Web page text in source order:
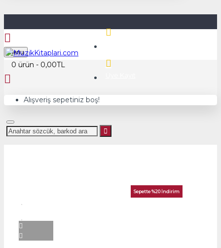
Menu
0 ürün - 0,00TL
Alışveriş sepetiniz boş!
Sepette %20 İndirim